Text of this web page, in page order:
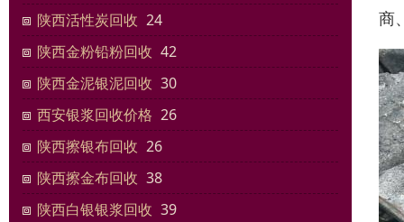
陕西活性炭回收 24
陕西金粉铅粉回收 42
陕西金泥银泥回收 30
西安银浆回收价格 26
陕西擦银布回收 26
陕西擦金布回收 38
陕西白银银浆回收 39
商